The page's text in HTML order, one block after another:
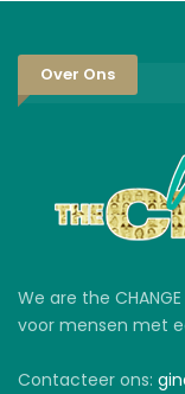
Over Ons
We are the
voor mensen met
Contacteer ons: